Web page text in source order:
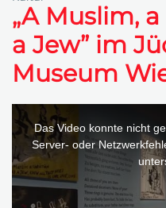
„A Muslim,
a Jew” im
Museum
a
modal
window.
Das Video konnte nicht
Server- oder